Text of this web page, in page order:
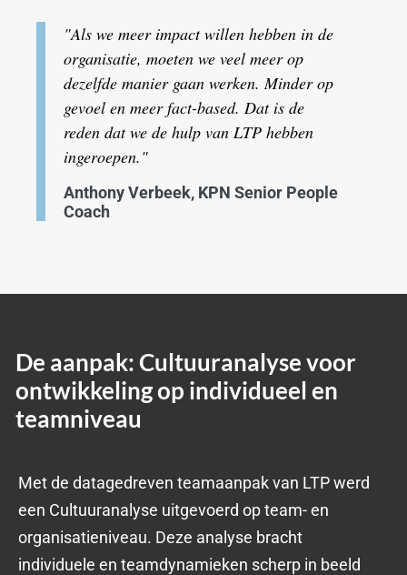
"Als we meer impact willen hebben in de
organisatie, moeten we veel meer op
dezelfde manier gaan werken. Minder op
gevoel en meer fact-based. Dat is de
reden dat we de hulp van LTP hebben
ingeroepen."
Anthony Verbeek, KPN Senior People
Coach
De aanpak: Cultuuranalyse voor
ontwikkeling op individueel en
teamniveau
Met de datagedreven teamaanpak van LTP werd
een Cultuuranalyse uitgevoerd op team- en
organisatieniveau. Deze analyse bracht
individuele en teamdynamieken scherp in beeld